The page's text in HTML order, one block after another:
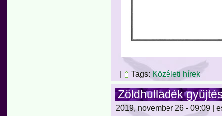
| Tags: Közéleti hírek
Zöldhulladék
2019, november 26 - 09:09 |